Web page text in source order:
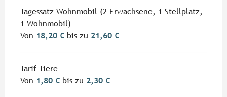
Tagessatz Wohnmobil (2 Erwachsene, 1 Stellplatz,
1 Wohnmobil)
Von 18,20 € bis zu 21,60 €
Tarif Tiere
Von 1,80 € bis zu 2,30 €